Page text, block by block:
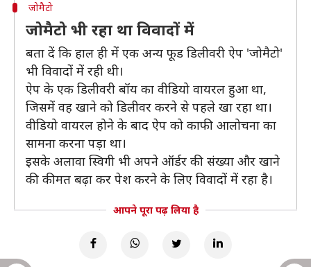
जोमैटो
जोमैटो भी रहा था विवादों में
बता दें कि हाल ही में एक अन्य फूड डिलीवरी ऐप 'जोमैटो'
भी विवादों में रही थी।
ऐप के एक डिलीवरी बॉय का वीडियो वायरल हुआ था,
जिसमें वह खाने को डिलीवर करने से पहले खा रहा था।
वीडियो वायरल होने के बाद ऐप को काफी आलोचना का
सामना करना पड़ा था।
इसके अलावा स्विगी भी अपने ऑर्डर की संख्या और खाने
की कीमत बढ़ा कर पेश करने के लिए विवादों में रहा है।
आपने पूरा पढ़ लिया है